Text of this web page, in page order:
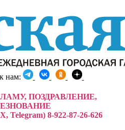
нам:
ПОЗДРАВЛЕНИЕ,
8-922-87-26-626